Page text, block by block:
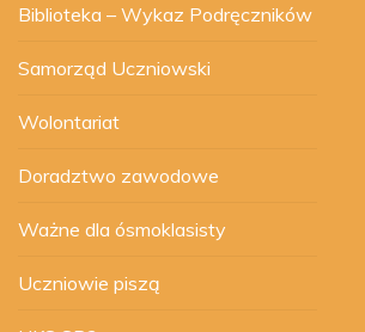
Biblioteka – Wykaz Podręczników
Samorząd Uczniowski
Wolontariat
Doradztwo zawodowe
Ważne dla ósmoklasisty
Uczniowie piszą